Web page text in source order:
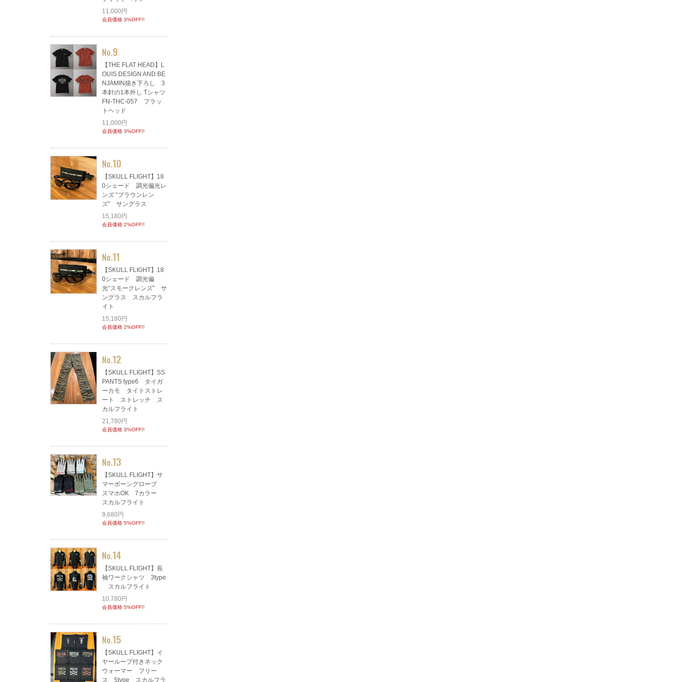
11,000円
会員価格 3%OFF!!
No.9
【THE FLAT HEAD】L
OUIS DESIGN AND BE
NJAMIN描き下ろし 3
本針の1本外し Tシャツ
FN-THC-057 フラッ
トヘッド
11,000円
会員価格 3%OFF!!
No.10
【SKULL FLIGHT】18
0シェード 調光偏光レ
ンズ “ブラウンレン
ズ” サングラス
15,180円
会員価格 2%OFF!!
No.11
【SKULL FLIGHT】18
0シェード 調光偏
光“スモークレンズ” サ
ングラス スカルフラ
イト
15,180円
会員価格 2%OFF!!
No.12
【SKULL FLIGHT】SS
PANTS type6 タイガ
ーカモ タイトストレ
ート ストレッチ ス
カルフライト
21,780円
会員価格 3%OFF!!
No.13
【SKULL FLIGHT】サ
マーボーングローブ
スマホOK 7カラー
スカルフライト
9,680円
会員価格 5%OFF!!
No.14
【SKULL FLIGHT】長
袖ワークシャツ 3type
スカルフライト
10,780円
会員価格 5%OFF!!
No.15
【SKULL FLIGHT】イ
ヤーループ付きネック
ウォーマー フリー
ス 5type スカルフラ